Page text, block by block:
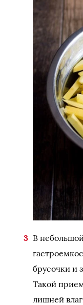
В
брусочки и
Такой
лишней